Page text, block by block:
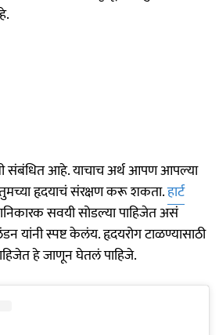
संबंधित आहे. याचाच अर्थ आपण आपल्या
तुमच्या हृदयाचं संरक्षण करू शकता.हार्ट
सवयी सोडल्या पाहिजेत असं
यांनी स्पष्ट केलंय. हृदयरोग टाळण्यासाठी
हे जाणून घेतलं पाहिजे.